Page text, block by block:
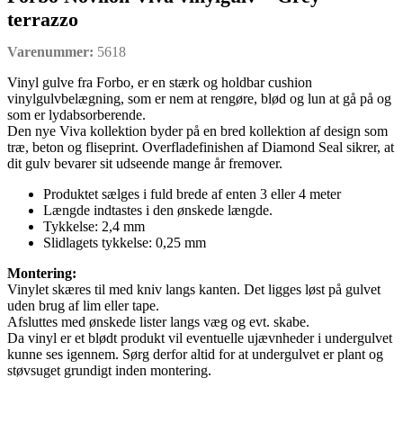
terrazzo
Varenummer: 5618
Vinyl gulve fra Forbo, er en stærk og holdbar cushion
vinylgulvbelægning, som er nem at rengøre, blød og lun at gå på og
som er lydabsorberende.
Den nye Viva kollektion byder på en bred kollektion af design som
træ, beton og fliseprint. Overfladefinishen af Diamond Seal sikrer, at
dit gulv bevarer sit udseende mange år fremover.
Produktet sælges i fuld brede af enten 3 eller 4 meter
Længde indtastes i den ønskede længde.
Tykkelse: 2,4 mm
Slidlagets tykkelse: 0,25 mm
Montering:
Vinylet skæres til med kniv langs kanten. Det ligges løst på gulvet
uden brug af lim eller tape.
Afsluttes med ønskede lister langs væg og evt. skabe.
Da vinyl er et blødt produkt vil eventuelle ujævnheder i undergulvet
kunne ses igennem. Sørg derfor altid for at undergulvet er plant og
støvsuget grundigt inden montering.